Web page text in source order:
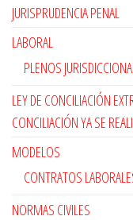
JURISPRUDENCIA PENAL
LABORAL
PLENOS
LEY DE CONCILIACIÓN
CONCILIACIÓN YA SE
MODELOS
CONTRATOS
NORMAS CIVILES